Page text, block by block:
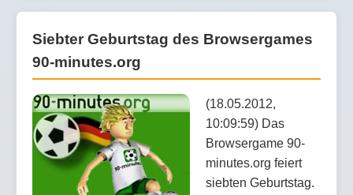
Siebter Geburtstag des Browsergames
90-minutes.org
(18.05.2012,
10:09:59) Das
Browsergame 90-
minutes.org feiert
siebten Geburtstag.